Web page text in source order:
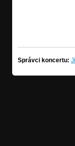
Správci koncertu: